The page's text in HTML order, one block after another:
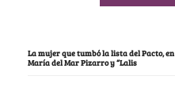
La mujer que tumbó la lista del Pacto,
María del Mar Pizarro y “Lalis